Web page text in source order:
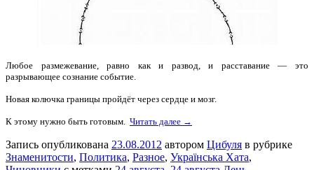
Любое размежевание, равно как и развод, и расставание — это
разрывающее сознание событие.
Новая колючка границы пройдёт через сердце и мозг.
К этому нужно быть готовым. Читать далее →
Запись опубликована 23.08.2012 автором Цибуля в рубрике
Знаменитости, Политика, Разное, Українська Хата,